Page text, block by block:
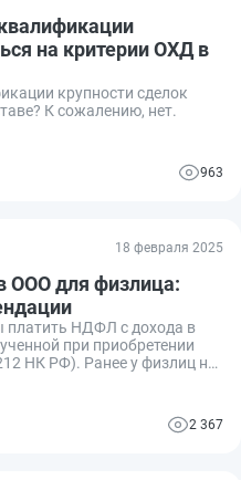
на критерии ОХД в
крупности сделок
К сожалению, нет.
963
18 февраля 2025
ООО для физлица:
платить НДФЛ с дохода в
при приобретении
НК РФ). Ранее у физлиц не
2 367